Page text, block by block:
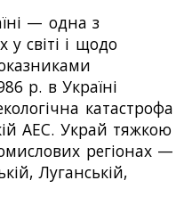
— одна з
світі і щодо
р. в Україні
катастрофа
АЕС. Украй тяжкою
регіонах —
Луганській,